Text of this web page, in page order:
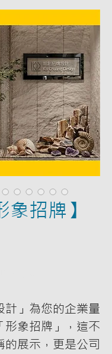
象招牌】
計」為您的企業量
形象招牌」，這不
的展示，更是公司